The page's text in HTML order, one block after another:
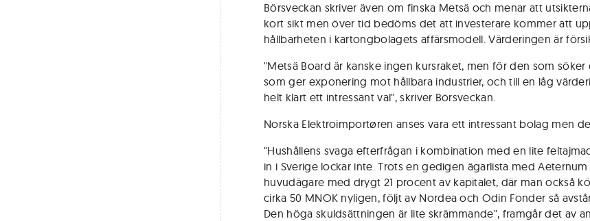
Börsveckan skriver även om finska Metsä och menar att
kort sikt men över tid bedöms det att investerare kommer att
hållbarheten i kartongbolagets affärsmodell. Värderingen är
"Metsä Board är kanske ingen kursraket, men för den som söker
som ger exponering mot hållbara industrier, och till en låg
helt klart ett intressant val", skriver Börsveckan.
Norska Elektroimportøren anses vara ett intressant bolag men
"Hushållens svaga efterfrågan i kombination med en lite
in i Sverige lockar inte. Trots en gedigen ägarlista med
huvudägare med drygt 21 procent av kapitalet, där man också
cirka 50 MNOK nyligen, följt av Nordea och Odin Fonder så
Den höga skuldsättningen är lite skrämmande", framgår det av